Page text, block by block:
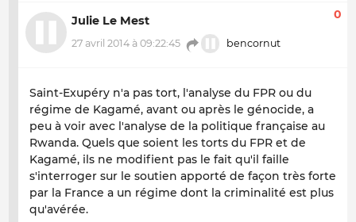
Julie Le Mest
27 avril 2014 à 09:22:45 bencornut
0
Saint-Exupéry n'a pas tort, l'analyse du FPR ou du
régime de Kagamé, avant ou après le génocide, a
peu à voir avec l'analyse de la politique française au
Rwanda. Quels que soient les torts du FPR et de
Kagamé, ils ne modifient pas le fait qu'il faille
s'interroger sur le soutien apporté de façon très forte
par la France a un régime dont la criminalité est plus
qu'avérée.